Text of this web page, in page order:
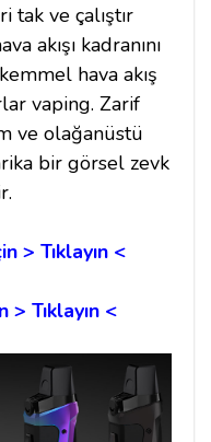
ve çalıştır
akışı kadranını
hava akış
vaping. Zarif
ve olağanüstü
bir görsel zevk
> Tıklayın <
Tıklayın <